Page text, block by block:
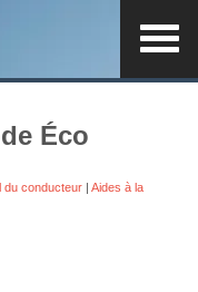
Éco
du conducteur | Aides à la